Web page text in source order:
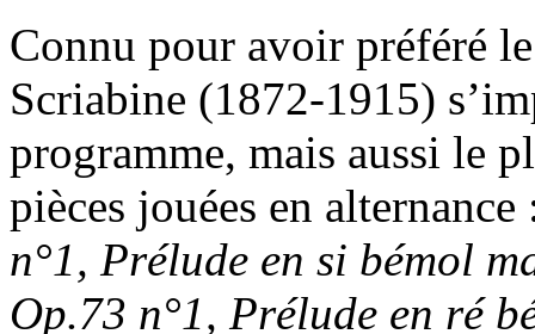
Connu pour avoir préféré
Scriabine (1872-1915)
programme, mais aussi le
pièces jouées en
n°1, Prélude en si bémol
Op.73 n°1, Prélude en ré